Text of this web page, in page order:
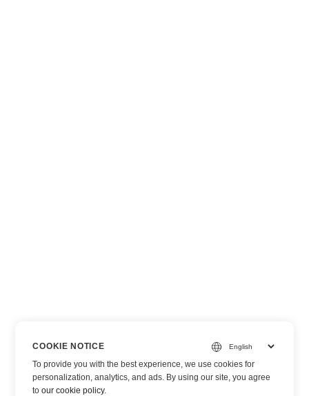
COOKIE NOTICE
To provide you with the best experience, we use cookies for
personalization, analytics, and ads. By using our site, you agree
toour cookie policy.